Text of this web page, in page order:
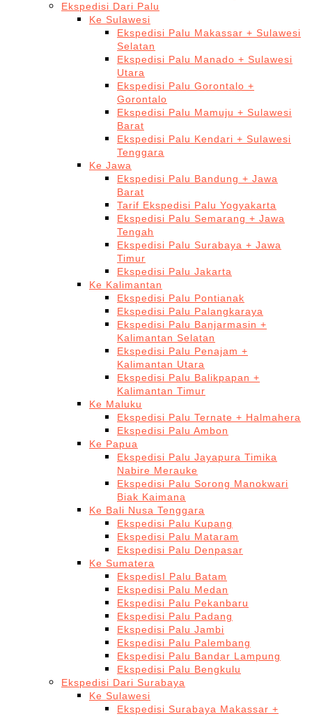
Ekspedisi Dari Palu
Ke Sulawesi
Ekspedisi Palu Makassar + Sulawesi
Selatan
Ekspedisi Palu Manado + Sulawesi
Utara
Ekspedisi Palu Gorontalo +
Gorontalo
Ekspedisi Palu Mamuju + Sulawesi
Barat
Ekspedisi Palu Kendari + Sulawesi
Tenggara
Ke Jawa
Ekspedisi Palu Bandung + Jawa
Barat
Tarif Ekspedisi Palu Yogyakarta
Ekspedisi Palu Semarang + Jawa
Tengah
Ekspedisi Palu Surabaya + Jawa
Timur
Ekspedisi Palu Jakarta
Ke Kalimantan
Ekspedisi Palu Pontianak
Ekspedisi Palu Palangkaraya
Ekspedisi Palu Banjarmasin +
Kalimantan Selatan
Ekspedisi Palu Penajam +
Kalimantan Utara
Ekspedisi Palu Balikpapan +
Kalimantan Timur
Ke Maluku
Ekspedisi Palu Ternate + Halmahera
Ekspedisi Palu Ambon
Ke Papua
Ekspedisi Palu Jayapura Timika
Nabire Merauke
Ekspedisi Palu Sorong Manokwari
Biak Kaimana
Ke Bali Nusa Tenggara
Ekspedisi Palu Kupang
Ekspedisi Palu Mataram
Ekspedisi Palu Denpasar
Ke Sumatera
EkspedisI Palu Batam
Ekspedisi Palu Medan
Ekspedisi Palu Pekanbaru
Ekspedisi Palu Padang
Ekspedisi Palu Jambi
Ekspedisi Palu Palembang
Ekspedisi Palu Bandar Lampung
Ekspedisi Palu Bengkulu
Ekspedisi Dari Surabaya
Ke Sulawesi
Ekspedisi Surabaya Makassar +